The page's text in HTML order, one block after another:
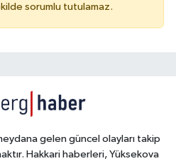
sorumlu tutulamaz.
gelen güncel olayları takip
Hakkari haberleri, Yüksekova